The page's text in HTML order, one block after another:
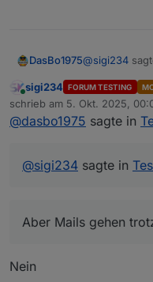
DasBo1975@sigi234
Leider nein.
Copy to Clipboard
wurde gestartet.
Aber Mails
Online
sigi234 FORUM TESTING
schrieb am 5. Okt. 2025,
zuletzt editiert von
@dasbo1975 sagte in
@sigi234 sagte in
Aber Mails gehen
Nein